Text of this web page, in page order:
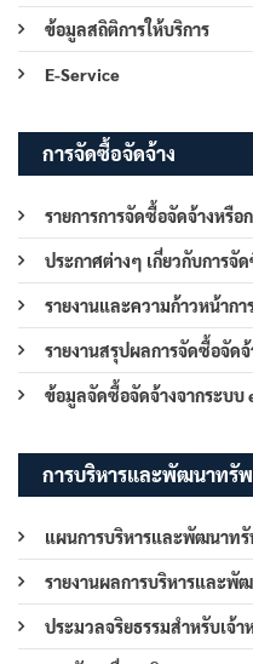
ข้อมูลสถิติการให้บริการ
E-Service
การจัดซื้อจัดจ้าง
รายการการจัดซื้อจัดจ้างหรือ
ประกาศต่างๆ เกี่ยวกับการจั
รายงานและความก้าวหน้าก
รายงานสรุปผลการจัดซื้อจัด
ข้อมูลจัดซื้อจัดจ้างจากระบบ
การบริหารและพัฒนาทรั
แผนการบริหารและพัฒนาท
รายงานผลการบริหารและพั
ประมวลจริยธรรมสำหรับเจ้า